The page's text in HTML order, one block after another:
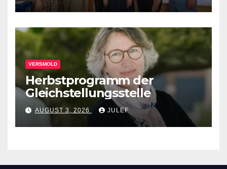
VERSMOLD
Herbstprogramm der
Gleichstellungsstelle
AUGUST 3, 2026 JULEF